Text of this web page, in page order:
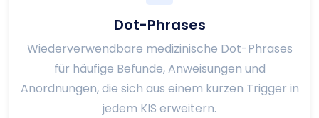
Dot-Phrases
Wiederverwendbare medizinische Dot-Phrases
für häufige Befunde, Anweisungen und
Anordnungen, die sich aus einem kurzen Trigger in
jedem KIS erweitern.